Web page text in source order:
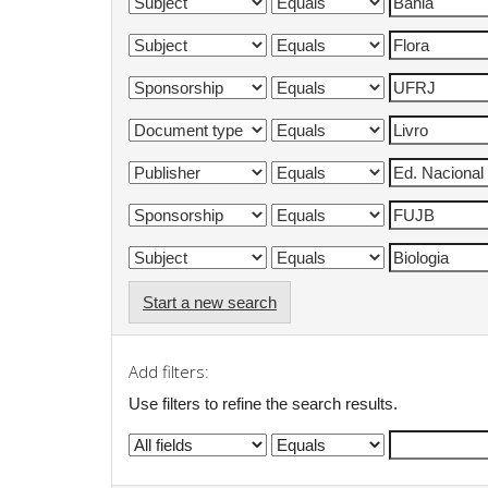
Start a new search
Add filters:
Use filters to refine the search results.